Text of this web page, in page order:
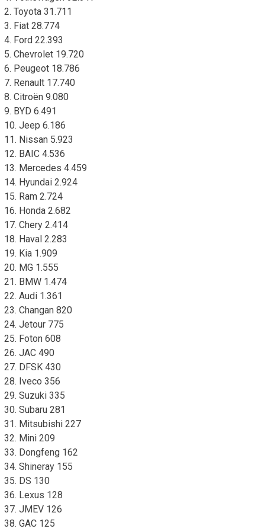
2. Toyota 31.711
3. Fiat 28.774
4. Ford 22.393
5. Chevrolet 19.720
6. Peugeot 18.786
7. Renault 17.740
8. Citroën 9.080
9. BYD 6.491
10. Jeep 6.186
11. Nissan 5.923
12. BAIC 4.536
13. Mercedes 4.459
14. Hyundai 2.924
15. Ram 2.724
16. Honda 2.682
17. Chery 2.414
18. Haval 2.283
19. Kia 1.909
20. MG 1.555
21. BMW 1.474
22. Audi 1.361
23. Changan 820
24. Jetour 775
25. Foton 608
26. JAC 490
27. DFSK 430
28. Iveco 356
29. Suzuki 335
30. Subaru 281
31. Mitsubishi 227
32. Mini 209
33. Dongfeng 162
34. Shineray 155
35. DS 130
36. Lexus 128
37. JMEV 126
38. GAC 125